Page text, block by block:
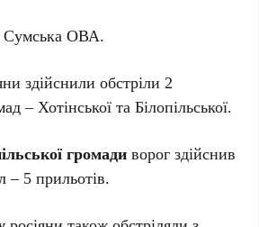
Сумська ОВА.
здійснили обстріли 2
– Хотінської та Білопільської.
громади ворог здійснив
– 5 прильотів.